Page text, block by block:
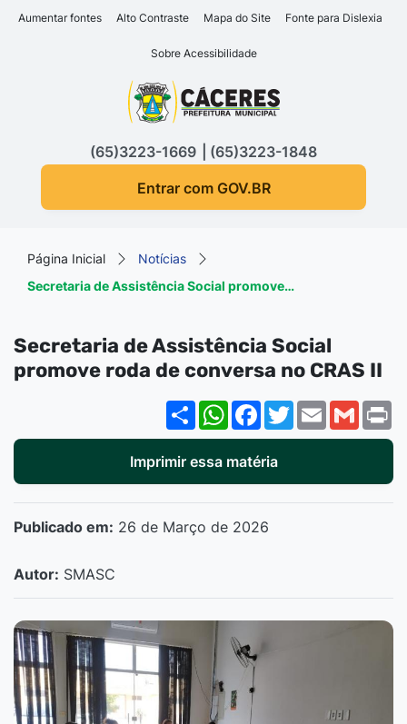
Seção de atalhos e links
Ir para o conteúdo [alt+1]
Ir para o rodapé [alt+4]
Aumentar fontes Alto Contraste Mapa do Site Fonte para Dislexia
Sobre Acessibilidade
Seção do menu principal
(65)3223-1669
(65)3223-1848
Entrar com GOV.BR
Página Inicial
Notícias
Secretaria de Assistência Social promove…
Secretaria de Assistência Social
promove roda de conversa no CRAS II
ShareWhatsApp
Facebook
Twitter
EmailGmail
Imprimir essa matéria
Publicado em: 26 de Março de 2026
Autor: SMASC